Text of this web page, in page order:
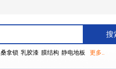
桑拿锁 乳胶漆 膜结构 静电地板 更多..